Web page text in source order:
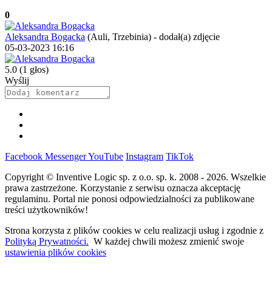
0
Aleksandra Bogacka (Auli, Trzebinia) - dodał(a) zdjęcie
05-03-2023 16:16
5.0 (1 głos)
Wyślij
Facebook MessengerYouTube Instagram TikTok
Copyright © Inventive Logic sp. z o.o. sp. k. 2008 - 2026. Wszelkie
prawa zastrzeżone. Korzystanie z serwisu oznacza akceptację
regulaminu. Portal nie ponosi odpowiedzialności za publikowane
treści użytkowników!
Strona korzysta z plików cookies w celu realizacji usług i zgodnie z
Polityką Prywatności. W każdej chwili możesz zmienić swoje
ustawienia plików cookies